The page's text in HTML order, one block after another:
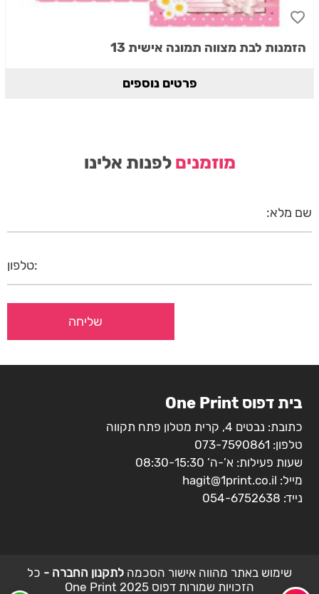
הזמנות לבת מצווה תמונה אישית 13
פרטים נוספים
מוזמנים לפנות אלינו
בית דפוס One Print
כתובת: נבטים 4, קרית מטלון פתח תקווה
טלפון: 073-7590861
שעות פעילות: א’-ה’ 08:30-15:30
מייל: hagit@1print.co.il
נייד: 054-6752638
שימוש באתר מהווה אישור הסכמה לתקנון החברה - כל
הזכויות שמורות דפוס 2025 One Print